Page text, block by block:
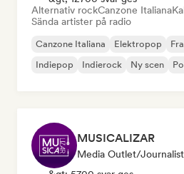
Alternativ rockCanzone Italiana
Sända artister på radio
Canzone Italiana Elektropop
Indiepop
Indierock Ny scen
MUSICALIZAR
Media Outlet/Journalist